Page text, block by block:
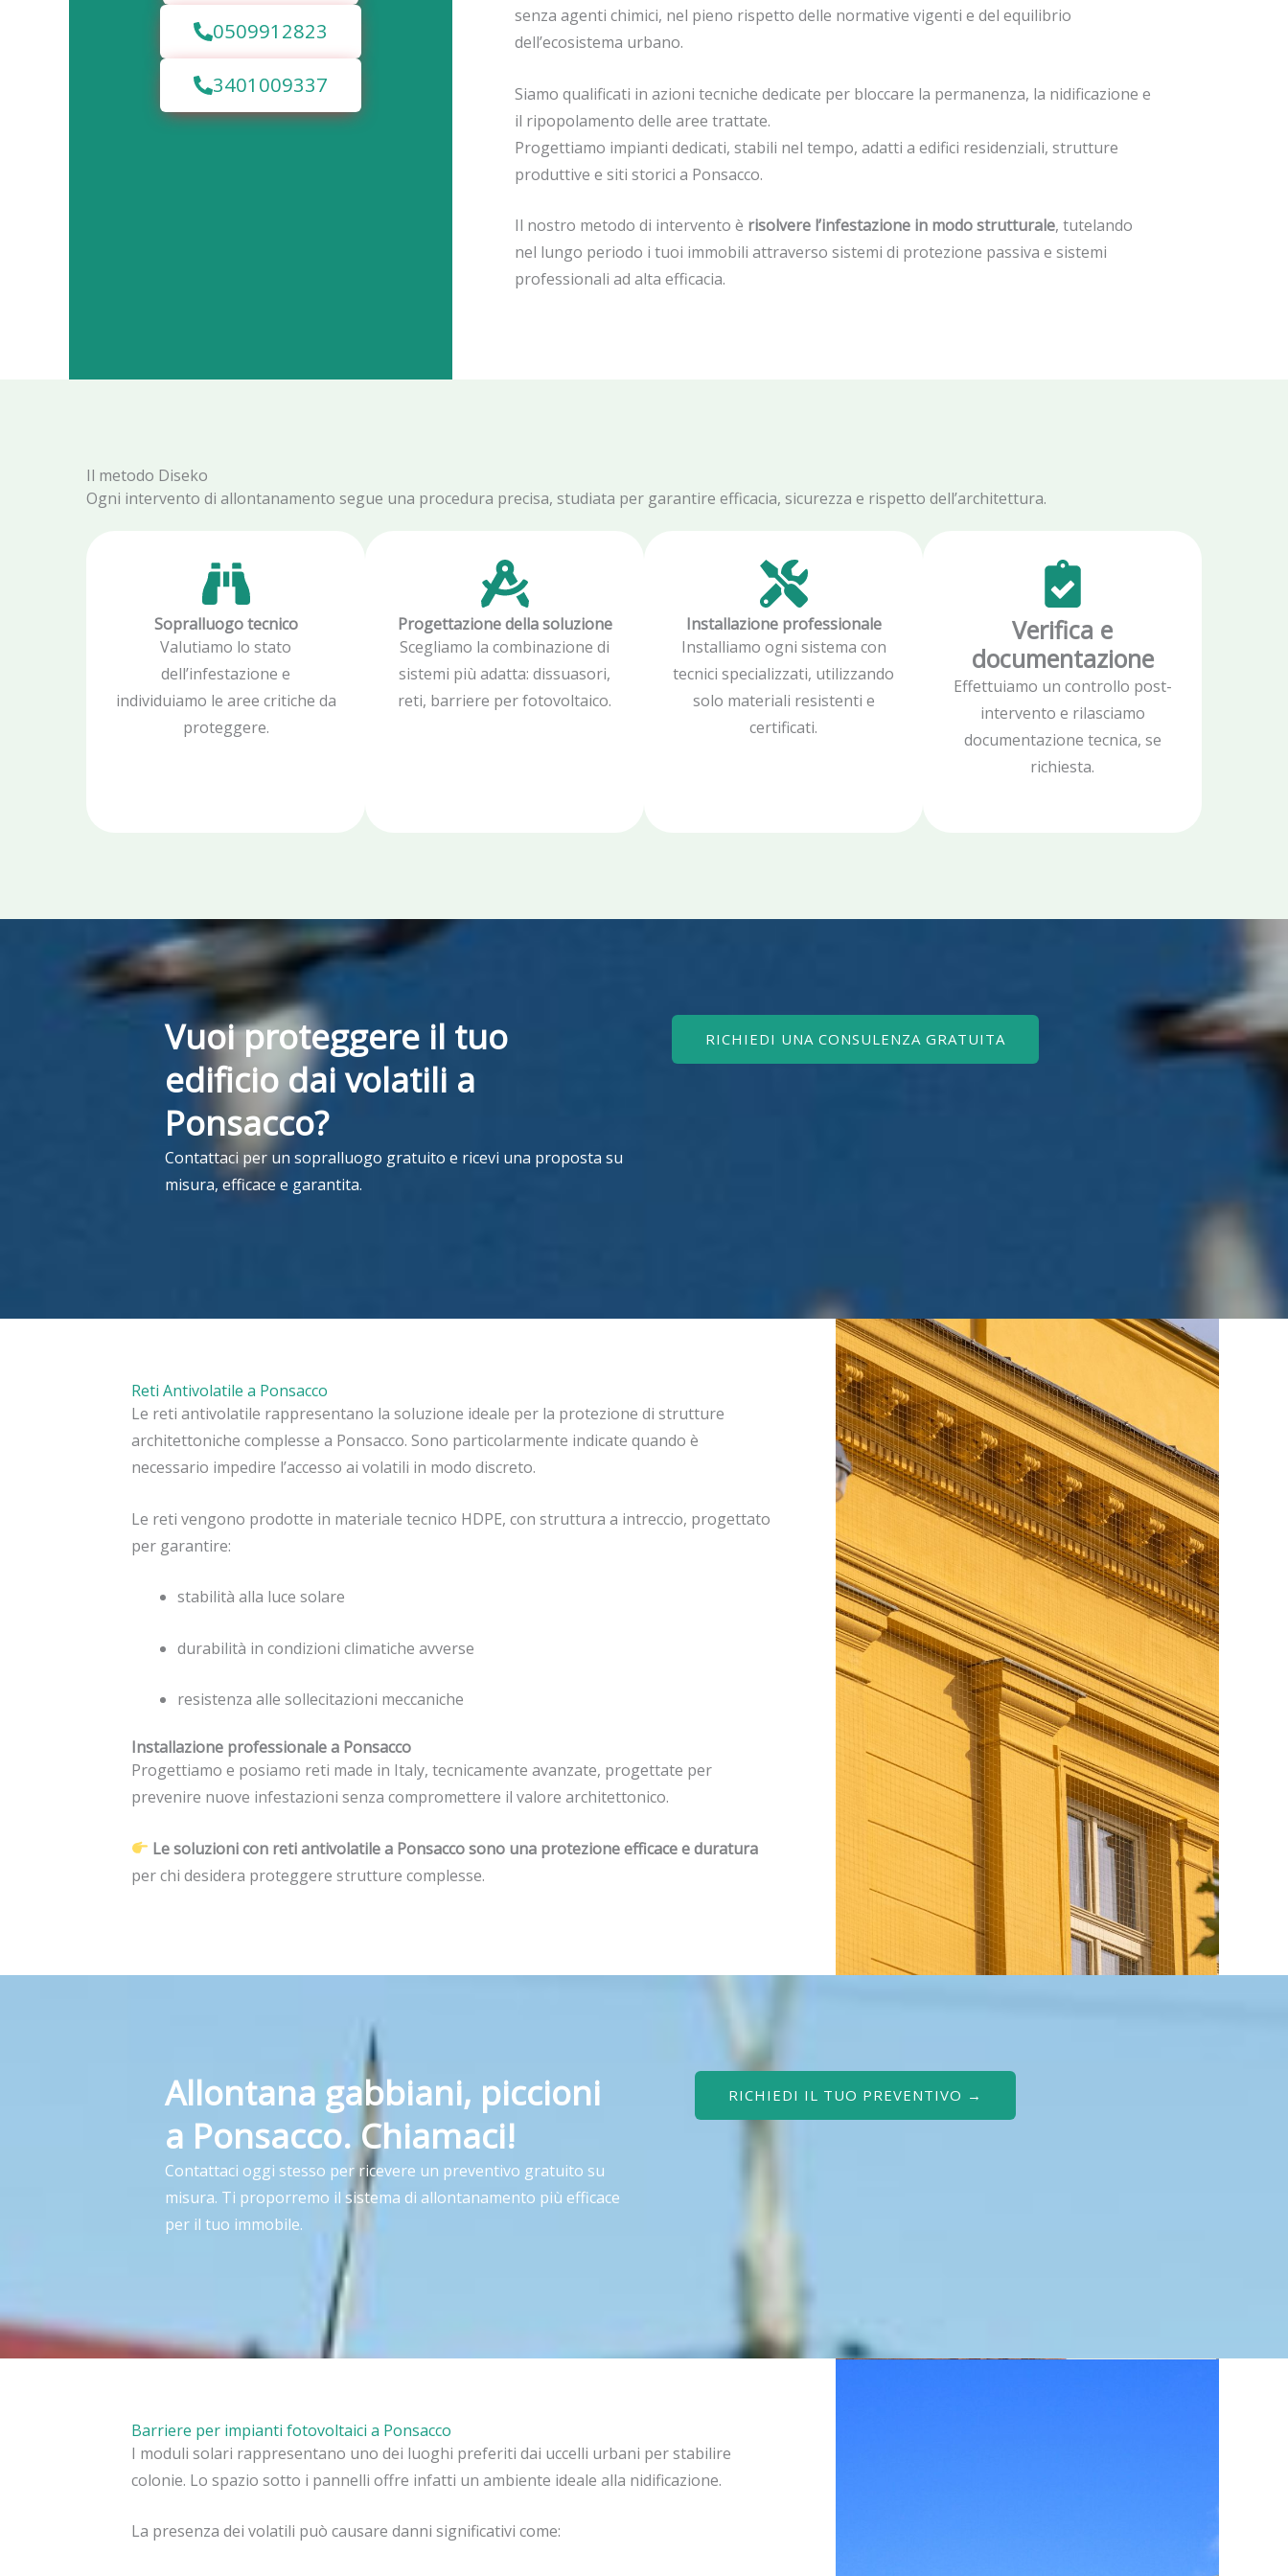
senza agenti chimici, nel pieno rispetto delle normative vigenti e del equilibrio
dell’ecosistema urbano.
Siamo qualificati in azioni tecniche dedicate per bloccare la permanenza, la nidificazione e
il ripopolamento delle aree trattate.
Progettiamo impianti dedicati, stabili nel tempo, adatti a edifici residenziali, strutture
produttive e siti storici a Ponsacco.
Il nostro metodo di intervento è risolvere l’infestazione in modo strutturale, tutelando
nel lungo periodo i tuoi immobili attraverso sistemi di protezione passiva e sistemi
professionali ad alta efficacia.
0509912823
3401009337
Il metodo Diseko
Ogni intervento di allontanamento segue una procedura precisa, studiata per garantire efficacia, sicurezza e rispetto dell’architettura.
Sopralluogo tecnico
Valutiamo lo stato
dell’infestazione e
individuiamo le aree critiche da
proteggere.
Progettazione della soluzione
Scegliamo la combinazione di
sistemi più adatta: dissuasori,
reti, barriere per fotovoltaico.
Installazione professionale
Installiamo ogni sistema con
tecnici specializzati, utilizzando
solo materiali resistenti e
certificati.
Verifica e
documentazione
Effettuiamo un controllo post-
intervento e rilasciamo
documentazione tecnica, se
richiesta.
Vuoi proteggere il tuo
edificio dai volatili a
Ponsacco?
Contattaci per un sopralluogo gratuito e ricevi una proposta su
misura, efficace e garantita.
RICHIEDI UNA CONSULENZA GRATUITA
Reti Antivolatile a Ponsacco
Le reti antivolatile rappresentano la soluzione ideale per la protezione di strutture
architettoniche complesse a Ponsacco. Sono particolarmente indicate quando è
necessario impedire l’accesso ai volatili in modo discreto.
Le reti vengono prodotte in materiale tecnico HDPE, con struttura a intreccio, progettato
per garantire:
stabilità alla luce solare
durabilità in condizioni climatiche avverse
resistenza alle sollecitazioni meccaniche
Installazione professionale a Ponsacco
Progettiamo e posiamo reti made in Italy, tecnicamente avanzate, progettate per
prevenire nuove infestazioni senza compromettere il valore architettonico.
Le soluzioni con reti antivolatile a Ponsacco sono una protezione efficace e duratura
per chi desidera proteggere strutture complesse.
Allontana gabbiani, piccioni
a Ponsacco. Chiamaci!
Contattaci oggi stesso per ricevere un preventivo gratuito su
misura. Ti proporremo il sistema di allontanamento più efficace
per il tuo immobile.
RICHIEDI IL TUO PREVENTIVO →
Barriere per impianti fotovoltaici a Ponsacco
I moduli solari rappresentano uno dei luoghi preferiti dai uccelli urbani per stabilire
colonie. Lo spazio sotto i pannelli offre infatti un ambiente ideale alla nidificazione.
La presenza dei volatili può causare danni significativi come: